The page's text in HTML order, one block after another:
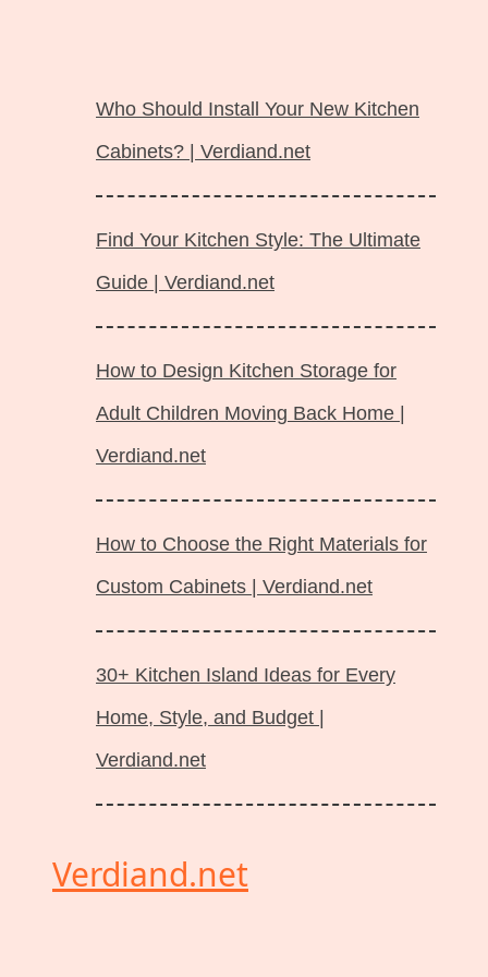
Who Should Install Your New Kitchen
Cabinets? | Verdiand.net
Find Your Kitchen Style: The Ultimate
Guide | Verdiand.net
How to Design Kitchen Storage for
Adult Children Moving Back Home |
Verdiand.net
How to Choose the Right Materials for
Custom Cabinets | Verdiand.net
30+ Kitchen Island Ideas for Every
Home, Style, and Budget |
Verdiand.net
Verdiand.net